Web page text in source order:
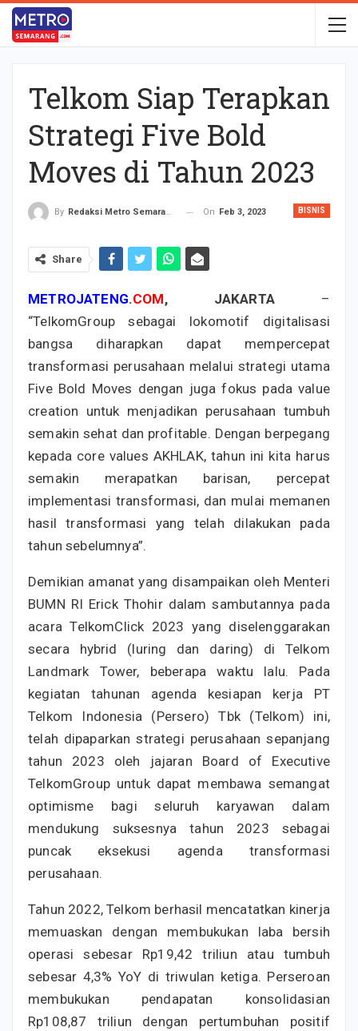
Telkom Siap Terapkan
Strategi Five Bold
Moves di Tahun 2023
BISNIS
By Redaksi Metro Semarang On Feb 3, 2023
Share
METROJATENG.COM, JAKARTA–
“TelkomGroup sebagai lokomotif digitalisasi
bangsa diharapkan dapat mempercepat
transformasi perusahaan melalui strategi utama
Five Bold Moves dengan juga fokus pada value
creation untuk menjadikan perusahaan tumbuh
semakin sehat dan profitable. Dengan berpegang
kepada core values AKHLAK, tahun ini kita harus
semakin merapatkan barisan, percepat
implementasi transformasi, dan mulai memanen
hasil transformasi yang telah dilakukan pada
tahun sebelumnya”.
Demikian amanat yang disampaikan oleh Menteri
BUMN RI Erick Thohir dalam sambutannya pada
acara TelkomClick 2023 yang diselenggarakan
secara hybrid (luring dan daring) di Telkom
Landmark Tower, beberapa waktu lalu. Pada
kegiatan tahunan agenda kesiapan kerja PT
Telkom Indonesia (Persero) Tbk (Telkom) ini,
telah dipaparkan strategi perusahaan sepanjang
tahun 2023 oleh jajaran Board of Executive
TelkomGroup untuk dapat membawa semangat
optimisme bagi seluruh karyawan dalam
mendukung suksesnya tahun 2023 sebagai
puncak eksekusi agenda transformasi
perusahaan.
Tahun 2022, Telkom berhasil mencatatkan kinerja
memuaskan dengan membukukan laba bersih
operasi sebesar Rp19,42 triliun atau tumbuh
sebesar 4,3% YoY di triwulan ketiga. Perseroan
membukukan pendapatan konsolidasian
Rp108,87 triliun dengan pertumbuhan positif